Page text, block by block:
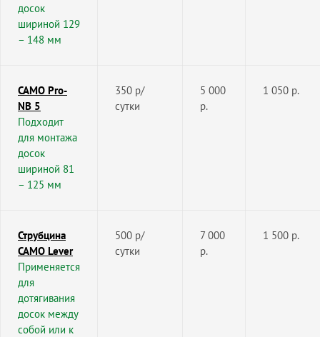
досок
шириной 129
– 148 мм
CAMO Pro-
NB 5
Подходит
для монтажа
досок
шириной 81
– 125 мм
350 р/
сутки
5 000
р.
1 050 р.
Струбцина
CAMO Lever
Применяется
для
дотягивания
досок между
собой или к
500 р/
сутки
7 000
р.
1 500 р.